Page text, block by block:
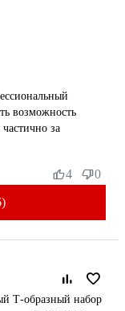
возможность
за
4 0
Т-образный набор